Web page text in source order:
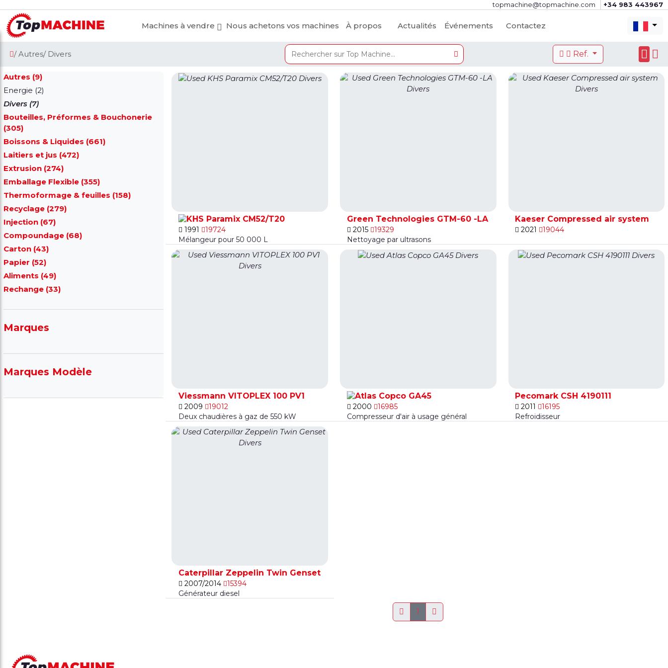
topmachine@topmachine.com +34 983 443967
Machines à vendre Nous achetons vos machines À propos Actualités Événements Contactez
/ Autres/ Divers Ref.
Autres (9)
Energie (2)
Divers (7)
Bouteilles, Préformes & Bouchonerie
(305)
Boissons & Liquides (661)
Laitiers et jus (472)
Extrusion (274)
Emballage Flexible (355)
Thermoformage & feuilles (158)
Recyclage (279)
Injection (67)
Compoundage (68)
Carton (43)
Papier (52)
Aliments (49)
Rechange (33)
Marques
Marques Modèle
Paramix CM52/T20
1991
19724
Mélangeur pour 50 000 L
Green Technologies GTM-60 -LA
2015
19329
Nettoyage par ultrasons
Kaeser Compressed air system
2021 19044
Viessmann VITOPLEX 100 PV1
2009
19012
Deux chaudières à gaz de 550 kW
GA45
2000
16985
Compresseur d'air à usage général
Pecomark CSH 4190111
2011
16195
Refroidisseur
Caterpillar Zeppelin Twin Genset
2007/2014
15394
Générateur diesel
1